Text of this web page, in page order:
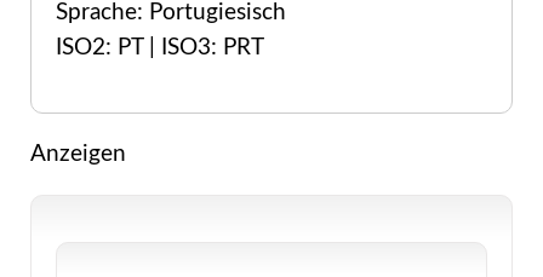
Sprache: Portugiesisch
ISO2: PT | ISO3: PRT
Anzeigen